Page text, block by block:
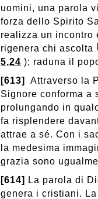
uomini, una parola
forza dello Spirito
realizza un incontro
rigenera chi ascolta
5,24 ); raduna il
[613]
Attraverso la
Signore conforma a
prolungando in
fa risplendere
attrae a sé. Con i
la medesima
grazia sono
[614]
La parola di
genera i cristiani.